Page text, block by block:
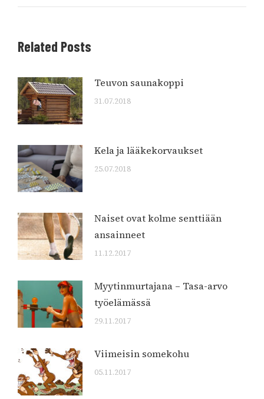
Related Posts
Teuvon saunakoppi
31.07.2018
Kela ja lääkekorvaukset
25.07.2018
Naiset ovat kolme senttiään
ansainneet
11.12.2017
Myytinmurtajana – Tasa-arvo
työelämässä
29.11.2017
Viimeisin somekohu
05.11.2017